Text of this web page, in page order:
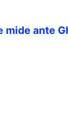
mide ante